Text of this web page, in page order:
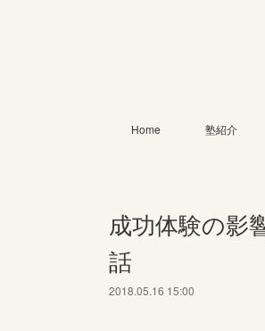
Home 塾紹介
成功体験の影
話
2018.05.16 15:00